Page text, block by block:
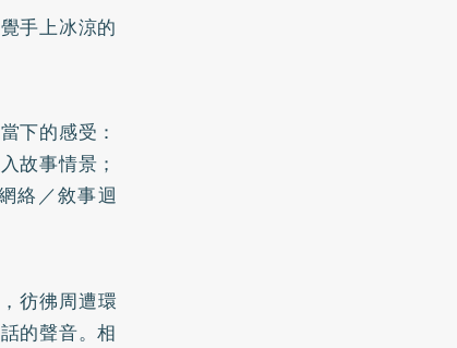
手上冰涼的
下的感受：
故事情景；
絡／敘事迴
彷彿周遭環
的聲音。相